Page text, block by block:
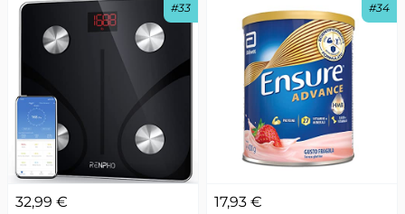
#33
32,99 €
#34
17,93 €